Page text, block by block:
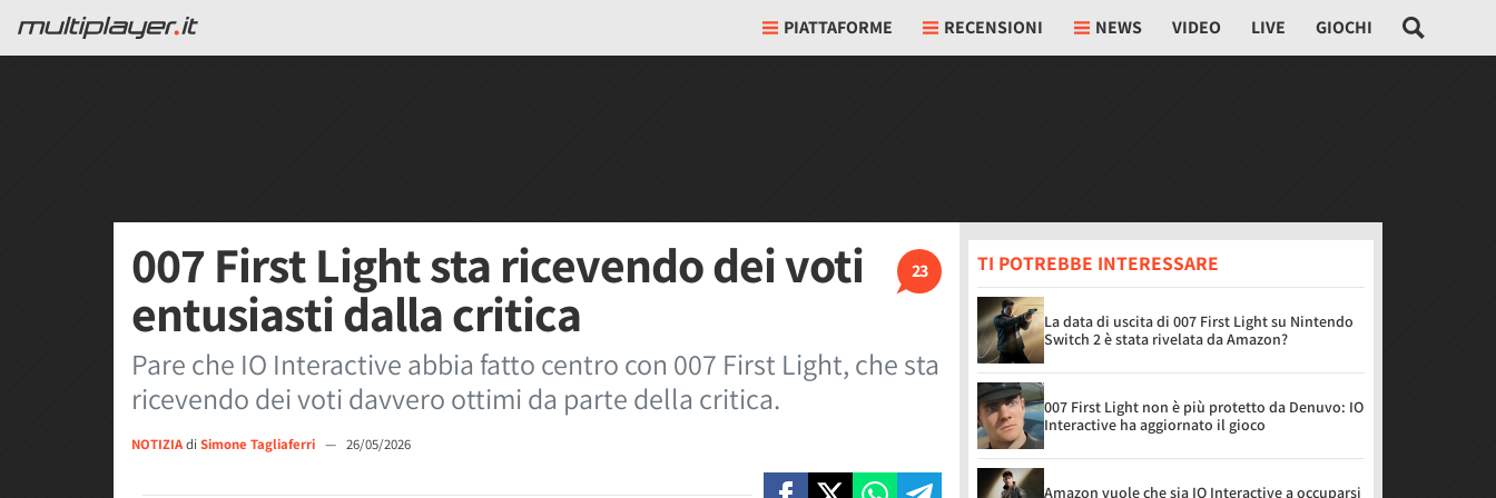
PIATTAFORME RECENSIONI NEWS VIDEO LIVE GIOCHI
23
007 First Light sta ricevendo dei voti
entusiasti dalla critica
Pare che IO Interactive abbia fatto centro con 007 First Light, che sta
ricevendo dei voti davvero ottimi da parte della critica.
NOTIZIAdi Simone Tagliaferri — 26/05/2026
TI POTREBBE INTERESSARE
La data di uscita di 007 First Light su Nintendo
Switch 2 è stata rivelata da Amazon?
007 First Light non è più protetto da Denuvo: IO
Interactive ha aggiornato il gioco
Amazon vuole che sia IO Interactive a occuparsi